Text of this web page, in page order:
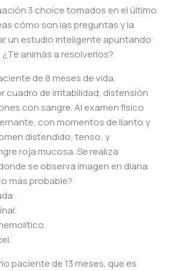
3 choice tomados en el último
cómo son las preguntas y la
un estudio inteligente apuntando
animás a resolverlos?
de 8 meses de vida,
cuadro de irritabilidad, distensión
con sangre. Al examen físico
con momentos de llanto y
distendido, tenso, y
roja mucosa. Se realiza
se observa imagen en diana.
más probable?
paciente de 13 meses, que es